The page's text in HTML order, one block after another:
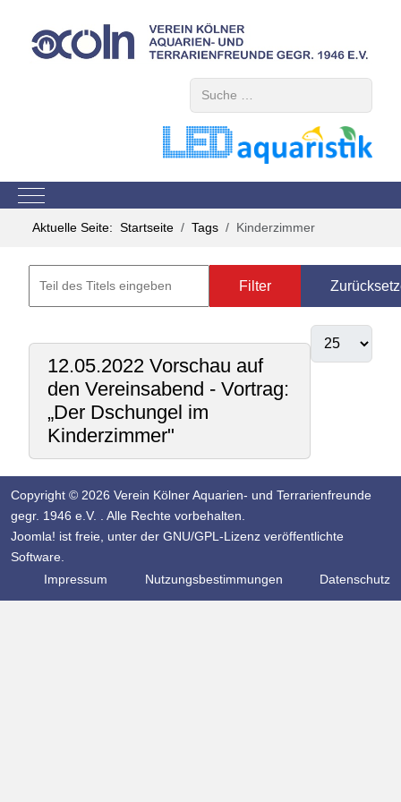
Mobile Menu Toggle
Aktuelle Seite: Startseite Tags Kinderzimmer
Filter
12.05.2022 Vorschau auf
den Vereinsabend - Vortrag:
„Der Dschungel im
Kinderzimmer"
Copyright © 2026 Verein Kölner Aquarien- und Terrarienfreunde
gegr. 1946 e.V. . Alle Rechte vorbehalten.
Joomla! ist freie, unter der GNU/GPL-Lizenz veröffentlichte
Software.
Impressum
Nutzungsbestimmungen Datenschutz